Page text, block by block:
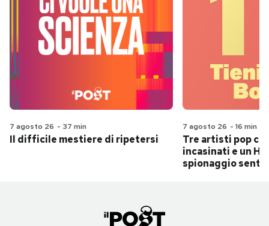
7 agosto 26 - 37 min
Il difficile mestiere di ripetersi
7 agosto 26 - 16 min
Tre artisti pop
incasinati e un
spionaggio